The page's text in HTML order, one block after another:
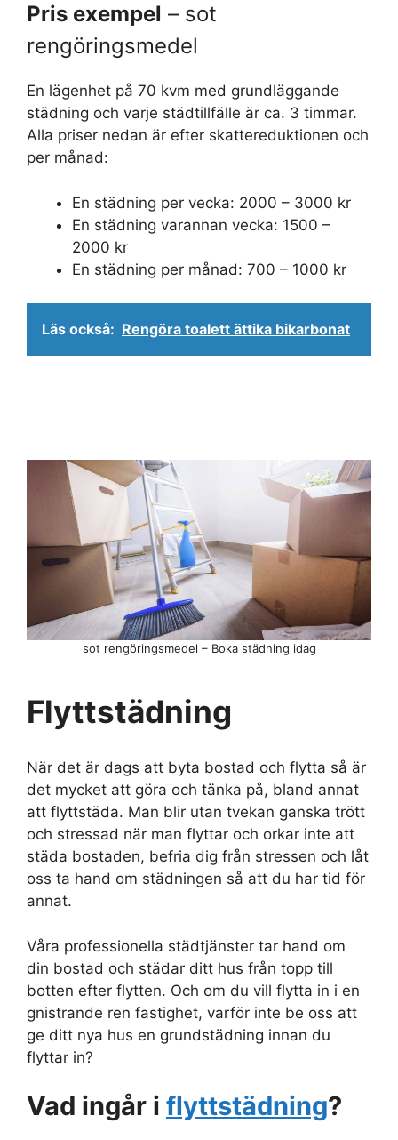
Pris exempel – sot
rengöringsmedel
En lägenhet på 70 kvm med grundläggande
städning och varje städtillfälle är ca. 3 timmar.
Alla priser nedan är efter skattereduktionen och
per månad:
En städning per vecka: 2000 – 3000 kr
En städning varannan vecka: 1500 –
2000 kr
En städning per månad: 700 – 1000 kr
Läs också: Rengöra toalett ättika bikarbonat
Flyttstädning
När det är dags att byta bostad och flytta så är
det mycket att göra och tänka på, bland annat
att flyttstäda. Man blir utan tvekan ganska trött
och stressad när man flyttar och orkar inte att
städa bostaden, befria dig från stressen och låt
oss ta hand om städningen så att du har tid för
annat.
Våra professionella städtjänster tar hand om
din bostad och städar ditt hus från topp till
botten efter flytten. Och om du vill flytta in i en
gnistrande ren fastighet, varför inte be oss att
ge ditt nya hus en grundstädning innan du
flyttar in?
Vad ingår i flyttstädning?
sot rengöringsmedel – Boka städning idag